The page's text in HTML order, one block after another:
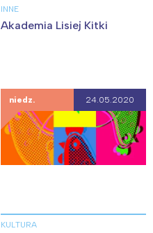
INNE
Akademia Lisiej Kitki
niedz. 24.05.2020
KULTURA